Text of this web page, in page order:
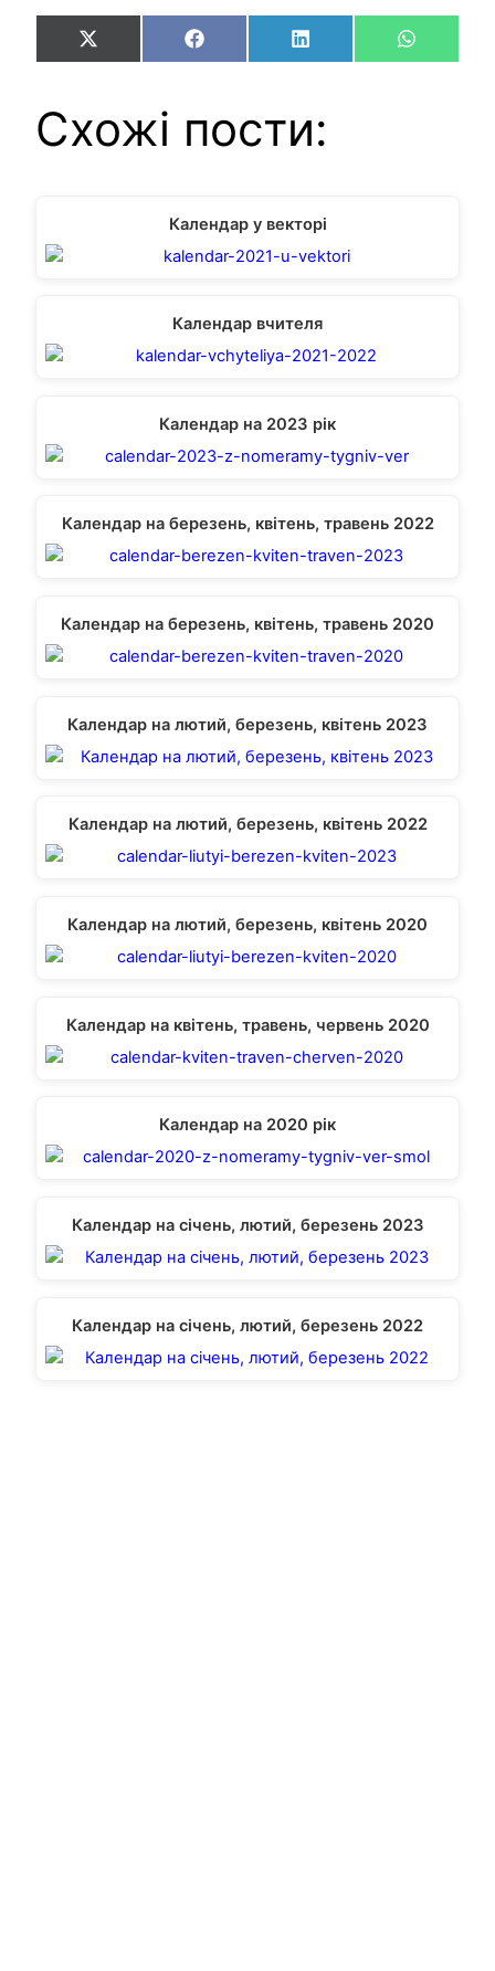
Share
on
X
(Twitter)
Share
on
Facebook
Share
on
LinkedIn
Share
on
Схожі пости:
Календар у векторі
Календар вчителя
Календар на 2023 рік
Календар на березень, квітень, травень 2022
Календар на березень, квітень, травень 2020
Календар на лютий, березень, квітень 2023
Календар на лютий, березень, квітень 2022
Календар на лютий, березень, квітень 2020
Календар на квітень, травень, червень 2020
Календар на 2020 рік
Календар на січень, лютий, березень 2023
Календар на січень, лютий, березень 2022